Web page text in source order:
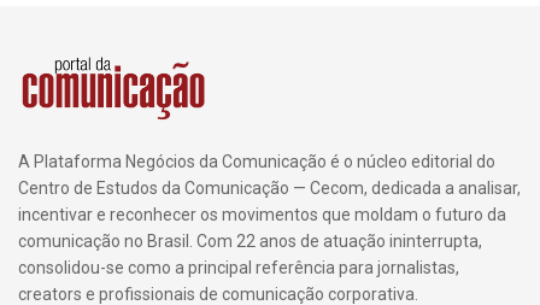
A Plataforma Negócios da Comunicação é o núcleo editorial do
Centro de Estudos da Comunicação — Cecom, dedicada a analisar,
incentivar e reconhecer os movimentos que moldam o futuro da
comunicação no Brasil. Com 22 anos de atuação ininterrupta,
consolidou-se como a principal referência para jornalistas,
creators e profissionais de comunicação corporativa.